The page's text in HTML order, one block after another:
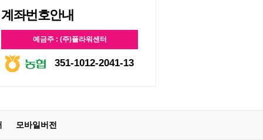
계좌번호안내
예금주 : (주)플라워센터
351-1012-2041-13
모바일버전